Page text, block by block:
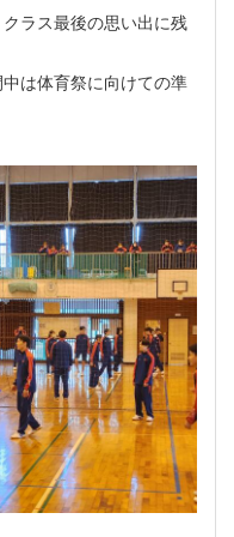
ラス最後の思い出に残
は体育祭に向けての準